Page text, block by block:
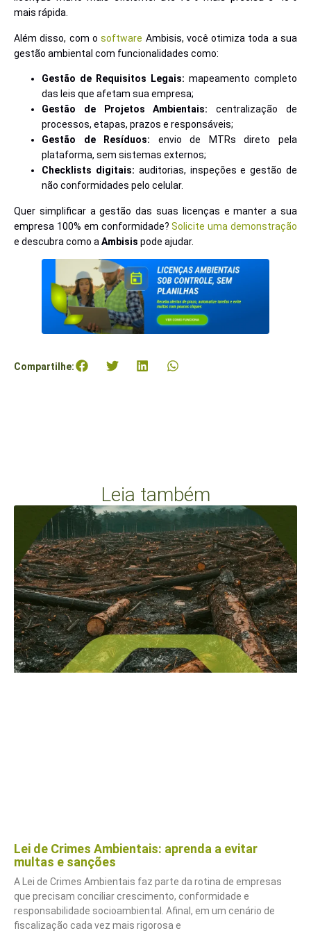
mais rápida.
Além disso, com osoftware Ambisis, você otimiza toda a sua
gestão ambiental com funcionalidades como:
Gestão de Requisitos Legais: mapeamento completo
das leis que afetam sua empresa;
Gestão de Projetos Ambientais:centralização de
processos, etapas, prazos e responsáveis;
Gestão de Resíduos: envio de MTRs direto pela
plataforma, sem sistemas externos;
Checklists digitais: auditorias, inspeções e gestão de
não conformidades pelo celular.
Quer simplificar a gestão das suas licenças e manter a sua
empresa 100% em conformidade?Solicite uma demonstração
e descubra como a Ambisis pode ajudar.
Compartilhe:
Leia também
Lei de Crimes Ambientais: aprenda a evitar
multas e sanções
A Lei de Crimes Ambientais faz parte da rotina de empresas
que precisam conciliar crescimento, conformidade e
responsabilidade socioambiental. Afinal, em um cenário de
fiscalização cada vez mais rigorosa e